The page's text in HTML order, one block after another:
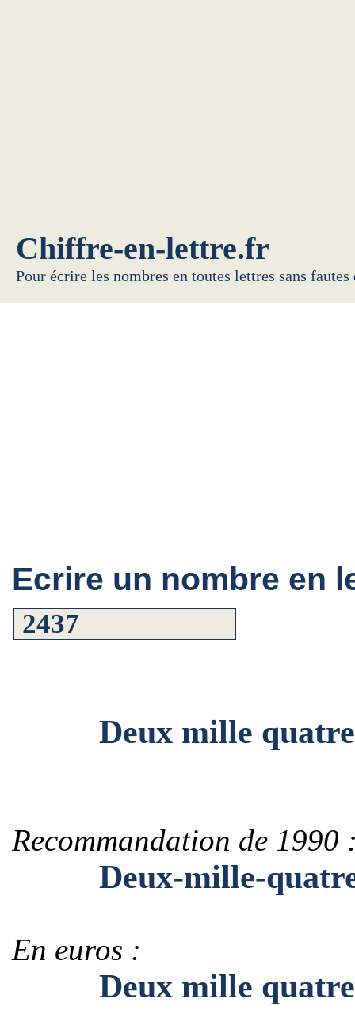
Chiffre-en-lettre.fr
Pour écrire les nombres en toutes lettres sans
Ecrire un nombre en
Deux mille quatre
Recommandation de 1990
Deux-mille-quatre-
En euros :
Deux mille quatre